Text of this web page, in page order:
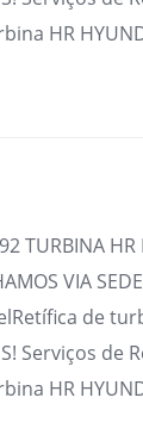
HR
HR
VIA
de
Serviços de
HR